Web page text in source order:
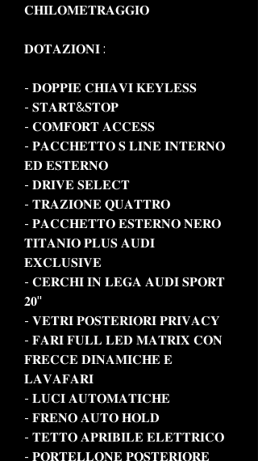
𝐂𝐇𝐈𝐋𝐎𝐌𝐄𝐓𝐑𝐀𝐆𝐆𝐈𝐎
𝐃𝐎𝐓𝐀𝐙𝐈𝐎𝐍𝐈 :
- 𝐃𝐎𝐏𝐏𝐈𝐄 𝐂𝐇𝐈𝐀𝐕𝐈 𝐊𝐄𝐘𝐋𝐄𝐒𝐒
- 𝐒𝐓𝐀𝐑𝐓&𝐒𝐓𝐎𝐏
- 𝐂𝐎𝐌𝐅𝐎𝐑𝐓 𝐀𝐂𝐂𝐄𝐒𝐒
- 𝐏𝐀𝐂𝐂𝐇𝐄𝐓𝐓𝐎 𝐒 𝐋𝐈𝐍𝐄 𝐈𝐍𝐓𝐄𝐑𝐍𝐎
𝐄𝐃 𝐄𝐒𝐓𝐄𝐑𝐍𝐎
- 𝐃𝐑𝐈𝐕𝐄 𝐒𝐄𝐋𝐄𝐂𝐓
- 𝐓𝐑𝐀𝐙𝐈𝐎𝐍𝐄 𝐐𝐔𝐀𝐓𝐓𝐑𝐎
- 𝐏𝐀𝐂𝐂𝐇𝐄𝐓𝐓𝐎 𝐄𝐒𝐓𝐄𝐑𝐍𝐎 𝐍𝐄𝐑𝐎
𝐓𝐈𝐓𝐀𝐍𝐈𝐎 𝐏𝐋𝐔𝐒 𝐀𝐔𝐃𝐈
𝐄𝐗𝐂𝐋𝐔𝐒𝐈𝐕𝐄
- 𝐂𝐄𝐑𝐂𝐇𝐈 𝐈𝐍 𝐋𝐄𝐆𝐀 𝐀𝐔𝐃𝐈 𝐒𝐏𝐎𝐑𝐓
𝟐𝟎"
- 𝐕𝐄𝐓𝐑𝐈 𝐏𝐎𝐒𝐓𝐄𝐑𝐈𝐎𝐑𝐈 𝐏𝐑𝐈𝐕𝐀𝐂𝐘
- 𝐅𝐀𝐑𝐈 𝐅𝐔𝐋𝐋 𝐋𝐄𝐃 𝐌𝐀𝐓𝐑𝐈𝐗 𝐂𝐎𝐍
𝐅𝐑𝐄𝐂𝐂𝐄 𝐃𝐈𝐍𝐀𝐌𝐈𝐂𝐇𝐄 𝐄
𝐋𝐀𝐕𝐀𝐅𝐀𝐑𝐈
- 𝐋𝐔𝐂𝐈 𝐀𝐔𝐓𝐎𝐌𝐀𝐓𝐈𝐂𝐇𝐄
- 𝐅𝐑𝐄𝐍𝐎 𝐀𝐔𝐓𝐎 𝐇𝐎𝐋𝐃
- 𝐓𝐄𝐓𝐓𝐎 𝐀𝐏𝐑𝐈𝐁𝐈𝐋𝐄 𝐄𝐋𝐄𝐓𝐓𝐑𝐈𝐂𝐎
- 𝐏𝐎𝐑𝐓𝐄𝐋𝐋𝐎𝐍𝐄 𝐏𝐎𝐒𝐓𝐄𝐑𝐈𝐎𝐑𝐄